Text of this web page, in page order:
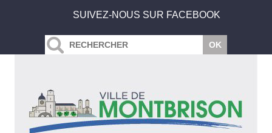
SUIVEZ-NOUS SUR FACEBOOK